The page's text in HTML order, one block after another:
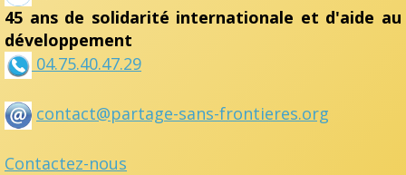
45 ans de solidarité internationale et d'aide au
développement
04.75.40.47.29
contact@partage-sans-frontieres.org
Contactez-nous